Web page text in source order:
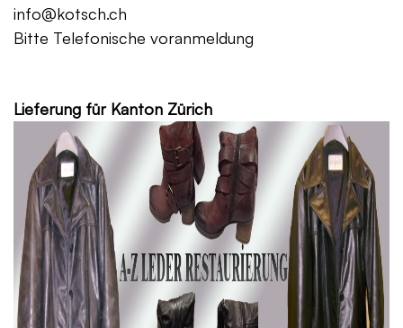
info@kotsch.ch
Bitte Telefonische voranmeldung
Lieferung für Kanton Zürich